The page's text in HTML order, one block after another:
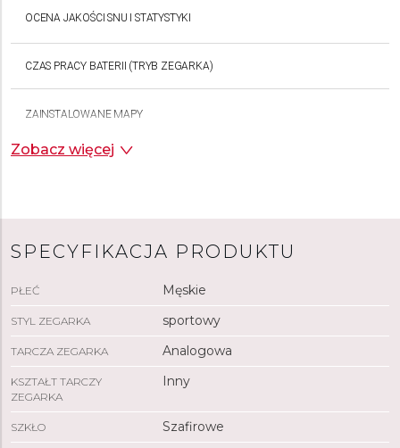
OCENA JAKOŚCI SNU I STATYSTYKI
CZAS PRACY BATERII (TRYB ZEGARKA)
ZAINSTALOWANE MAPY
PAMIĘĆ NA MUZYKĘ
DZWOŃ I WYSYŁAJ DYKTOWANE WIADOMOŚCI TEKSTOWE
OCENA GOTOWOŚCI DO TRENINGU
Zobacz więcej
SPECYFIKACJA PRODUKTU
PŁEĆ Męskie
STYL ZEGARKA sportowy
TARCZA ZEGARKA Analogowa
KSZTAŁT TARCZY
ZEGARKA
Inny
SZKŁO Szafirowe